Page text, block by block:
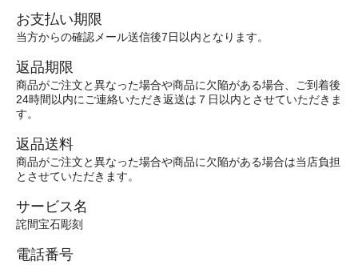
お支払い期限
当方からの確認メール送信後7日以内となります。
返品期限
商品がご注文と異なった場合や商品に欠陥がある場合、ご到着後
24時間以内にご連絡いただき返送は７日以内とさせていただきま
す。
返品送料
商品がご注文と異なった場合や商品に欠陥がある場合は当店負担
とさせていただきます。
サービス名
詫間宝石彫刻
電話番号